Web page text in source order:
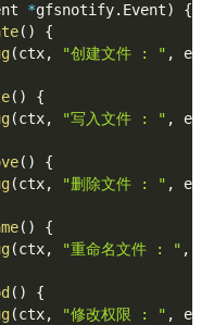
*gfsnotify. Event)
{
( )
{
(ctx, "创建文件 : " ,
( )
{
(ctx, "写入文件 : " ,
( )
{
(ctx, "删除文件 : " ,
( )
{
(ctx, "重命名文件 : " ,
( )
{
(ctx, "修改权限 : " ,